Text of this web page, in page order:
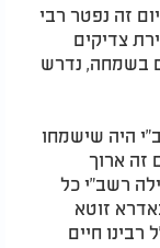
זה נפטר רבי
צדיקים
בשמחה, נדרש
היה שישמחו
זה ארוך
רשב"י כל
זוטא
רבינו חיים